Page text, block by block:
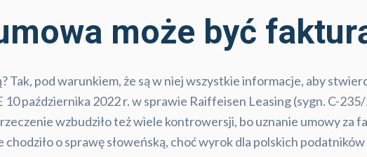
może być
Tak, pod warunkiem, że są w niej wszystkie informacje, aby
10 października 2022 r. w sprawie Raiffeisen Leasing (sygn. C-
wzbudziło też wiele kontrowersji, bo uznanie umowy za
chodziło o sprawę słoweńską, choć wyrok dla polskich